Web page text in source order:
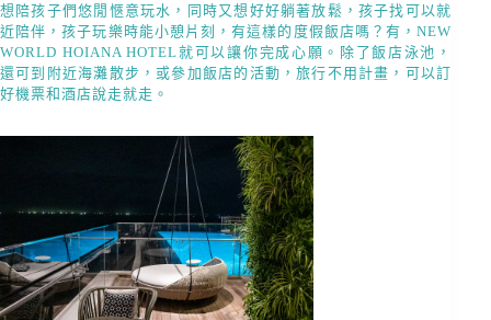
想陪孩子們悠閒愜意玩水，同時又想好好躺著放鬆，孩子找可以就
近陪伴，孩子玩樂時能小憩片刻，有這樣的度假飯店嗎？有，NEW
WORLD HOIANA HOTEL就可以讓你完成心願。除了飯店泳池，
還可到附近海灘散步，或參加飯店的活動，旅行不用計畫，可以訂
好機票和酒店說走就走。